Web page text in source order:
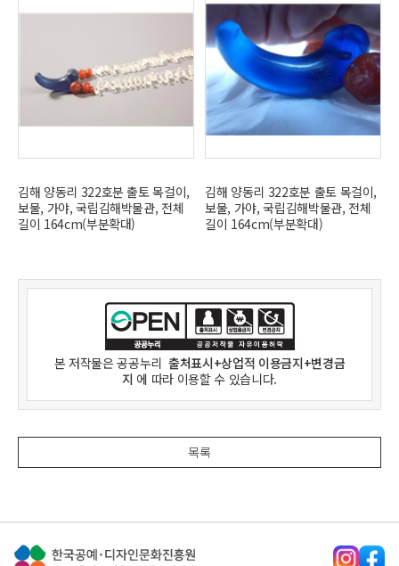
김해 양동리 322호분 출토 목걸이,
보물, 가야, 국립김해박물관, 전체
길이 164cm(부분확대)
김해 양동리 322호분 출토 목걸이,
보물, 가야, 국립김해박물관, 전체
길이 164cm(부분확대)
본 저작물은공공누리 출처표시+상업적 이용금지+변경금
지 에 따라 이용할 수 있습니다.
목록